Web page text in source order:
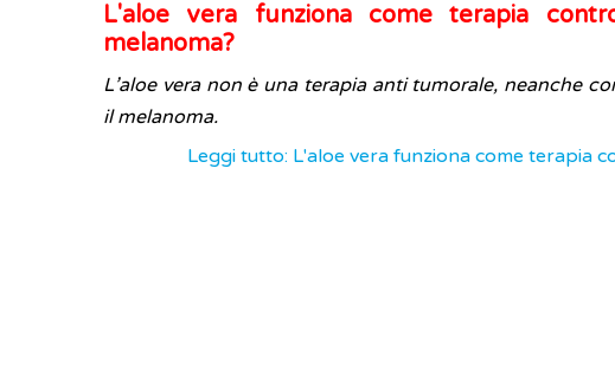
L'aloe vera funziona come terapia
melanoma?
L’aloe vera non è una terapia anti tumorale, neanche
il melanoma.
Leggi tutto: L'aloe vera funziona come terapia